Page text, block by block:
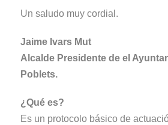
Un saludo muy cordial.
Jaime Ivars Mut
Alcalde Presidente de el
Poblets.
¿Qué es?
Es un protocolo básico de